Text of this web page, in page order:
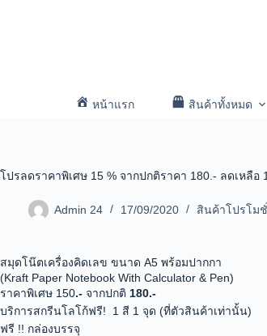
หน้าแรก สินค้าทั้งหมด
โปรลดราคาพิเศษ 15 % จากปกติราคา 180.- ลดเหลื
Admin 24 17/09/2020 สินค้าโปรโม
สมุดโน๊ตเครื่องคิดเลข ขนาด A5 พร้อมปากกา
(Kraft Paper Notebook With Calculator & Pen)
ราคาพิเศษ 150.- จากปกติ 180.-
บริการสกรีนโลโก้ฟรี! 1 สี 1 จุด (ที่ตัวสินค้าเท่านั้น)
ฟรี !! กล่องบรรจุ